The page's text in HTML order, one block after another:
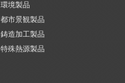
環境製品
都市景観製品
鋳造加工製品
特殊熱源製品